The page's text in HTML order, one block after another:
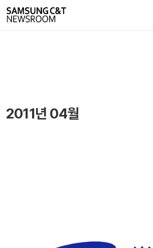
2011년 04월